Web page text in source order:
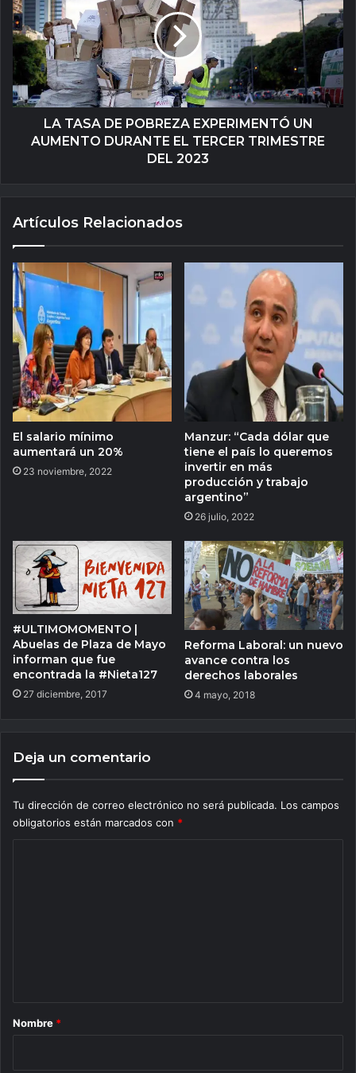
LA TASA DE POBREZA EXPERIMENTÓ UN
AUMENTO DURANTE EL TERCER TRIMESTRE
DEL 2023
Artículos Relacionados
El salario mínimo
aumentará un 20%
23 noviembre, 2022
Manzur: “Cada dólar que
tiene el país lo queremos
invertir en más
producción y trabajo
argentino”
26 julio, 2022
#ULTIMOMOMENTO |
Abuelas de Plaza de Mayo
informan que fue
encontrada la #Nieta127
27 diciembre, 2017
Reforma Laboral: un nuevo
avance contra los
derechos laborales
4 mayo, 2018
Deja un comentario
Tu dirección de correo electrónico no será publicada. Los campos
obligatorios están marcados con *
r
Nombre *